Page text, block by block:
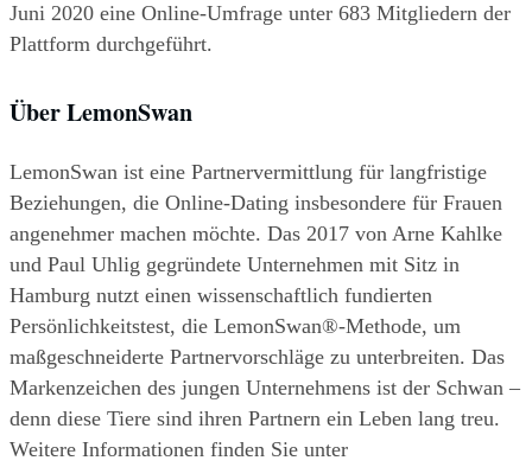
Juni 2020 eine Online-Umfrage unter 683 Mitgliedern der
Plattform durchgeführt.
Über LemonSwan
LemonSwan ist eine Partnervermittlung für langfristige
Beziehungen, die Online-Dating insbesondere für Frauen
angenehmer machen möchte. Das 2017 von Arne Kahlke
und Paul Uhlig gegründete Unternehmen mit Sitz in
Hamburg nutzt einen wissenschaftlich fundierten
Persönlichkeitstest, die LemonSwan®-Methode, um
maßgeschneiderte Partnervorschläge zu unterbreiten. Das
Markenzeichen des jungen Unternehmens ist der Schwan –
denn diese Tiere sind ihren Partnern ein Leben lang treu.